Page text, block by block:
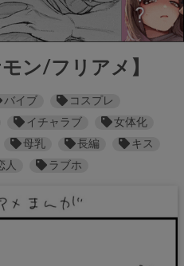
ン/フリアメ】
バイブ
コスプレ
イチャラブ
女体化
母乳 長編
キス
人 ラブホ